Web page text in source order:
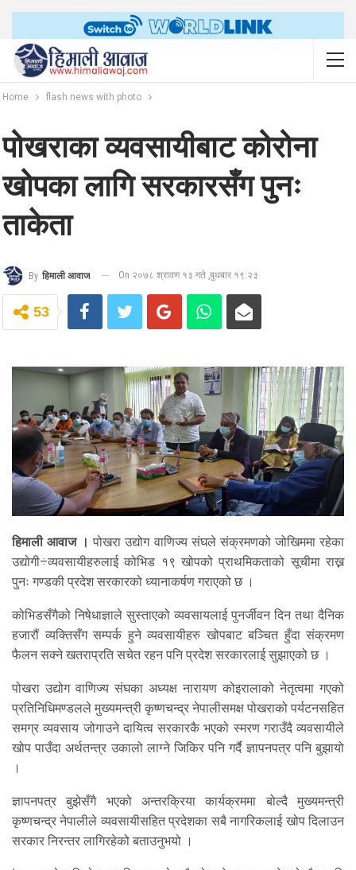
Home flash news with photo
पोखराका व्यवसायीबाट कोरोना
खोपका लागि सरकारसँग पुनः
ताकेता
By हिमाली आवाज On २०७८ श्रावण १३ गते ,बुधबार १९:२३
53
हिमाली आवाज । पोखरा उद्योग वाणिज्य संघले संक्रमणको जोखिममा रहेका
उद्योगी÷व्यवसायीहरुलाई कोभिड १९ खोपको प्राथमिकताको सूचीमा राख्न
पुनः गण्डकी प्रदेश सरकारको ध्यानाकर्षण गराएको छ ।
कोभिडसँगैको निषेधाज्ञाले सुस्ताएको व्यवसायलाई पुनर्जीवन दिन तथा दैनिक
हजारौं व्यक्तिसँग सम्पर्क हुने व्यवसायीहरु खोपबाट बञ्चित हुँदा संक्रमण
फैलन सक्ने खतराप्रति सचेत रहन पनि प्रदेश सरकारलाई सुझाएको छ ।
पोखरा उद्योग वाणिज्य संघका अध्यक्ष नारायण कोइरालाको नेतृत्वमा गएको
प्रतिनिधिमण्डलले मुख्यमन्त्री कृष्णचन्द्र नेपालीसमक्ष पोखराको पर्यटनसहित
समग्र व्यवसाय जोगाउने दायित्व सरकारकै भएको स्मरण गराउँदै व्यवसायीले
खोप पाउँदा अर्थतन्त्र उकालो लाग्ने जिकिर पनि गर्दै ज्ञापनपत्र पनि बुझायो
।
ज्ञापनपत्र बुझेसँगै भएको अन्तरक्रिया कार्यक्रममा बोल्दै मुख्यमन्त्री
कृष्णचन्द्र नेपालीले व्यवसायीसहित प्रदेशका सबै नागरिकलाई खोप दिलाउन
सरकार निरन्तर लागिरहेको बताउनुभयो ।